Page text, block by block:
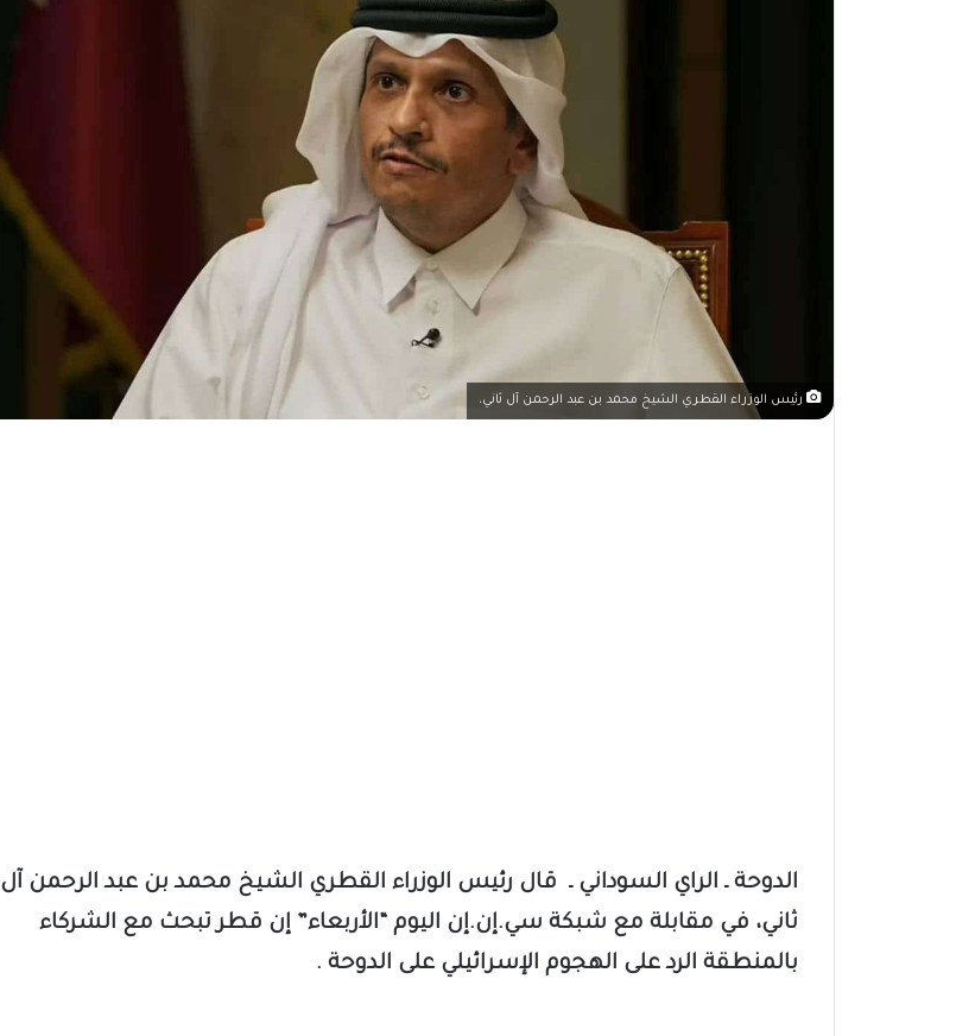
رئيس الوزراء القطري الشيخ محمد بن عبد الرحمن آل ثاني،
الدوحة ـ الراي السوداني ـ قال رئيس الوزراء القطري الشيخ محمد بن عبد الرحمن آل
ثاني، في مقابلة مع شبكة سي.إن.إن اليوم “الأربعاء” إن قطر تبحث مع الشركاء
بالمنطقة الرد على الهجوم الإسرائيلي على الدوحة .